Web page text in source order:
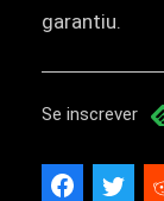
garantiu.
Se inscrever